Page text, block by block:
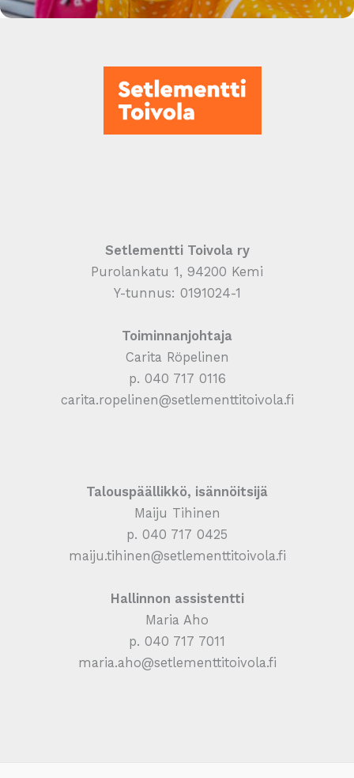
Setlementti Toivola ry
Purolankatu 1, 94200 Kemi
Y-tunnus: 0191024-1
Toiminnanjohtaja
Carita Röpelinen
p. 040 717 0116
carita.ropelinen@setlementtitoivola.fi
Talouspäällikkö, isännöitsijä
Maiju Tihinen
p. 040 717 0425
maiju.tihinen@setlementtitoivola.fi
Hallinnon assistentti
Maria Aho
p. 040 717 7011
maria.aho@setlementtitoivola.fi